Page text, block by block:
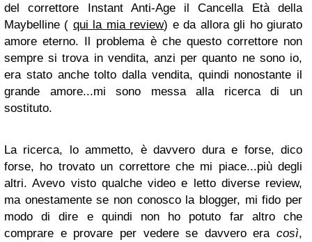
del correttore Instant Anti-Age il Cancella Età della
Maybelline ( qui la mia review) e da allora gli ho giurato
amore eterno. Il problema è che questo correttore non
sempre si trova in vendita, anzi per quanto ne sono io,
era stato anche tolto dalla vendita, quindi nonostante il
grande amore...mi sono messa alla ricerca di un
sostituto.
La ricerca, lo ammetto, è davvero dura e forse, dico
forse, ho trovato un correttore che mi piace...più degli
altri. Avevo visto qualche video e letto diverse review,
ma onestamente se non conosco la blogger, mi fido per
modo di dire e quindi non ho potuto far altro che
comprare e provare per vedere se davvero era così,